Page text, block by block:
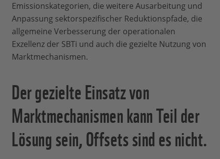
Emissionskategorien, die weitere Ausarbeitung und
Anpassung sektorspezifischer Reduktionspfade, die
allgemeine Verbesserung der operationalen
Exzellenz der SBTi und auch die gezielte Nutzung von
Marktmechanismen.
Der gezielte Einsatz von
Marktmechanismen kann Teil der
Lösung sein, Offsets sind es nicht.